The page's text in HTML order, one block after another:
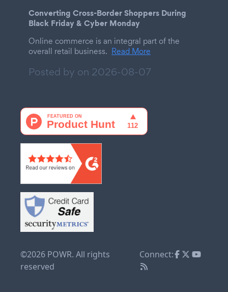
Converting Cross-Border Shoppers During
Black Friday & Cyber Monday
Online commerce is an integral part of the
overall retail business. Read More
Posted by on 2026-08-07
©2026 POWR. All rights
reserved
Connect: